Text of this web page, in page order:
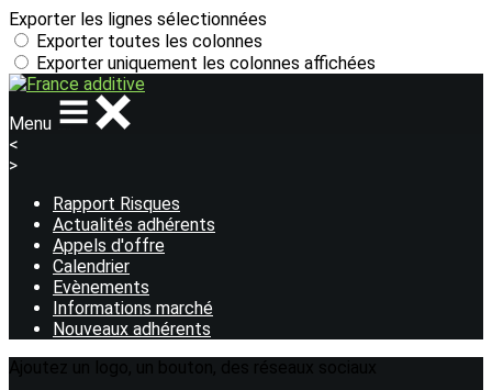
Exporter les lignes sélectionnées
Exporter toutes les colonnes
Exporter uniquement les colonnes affichées
Menu
<
>
Rapport Risques
Actualités adhérents
Appels d'offre
Calendrier
Evènements
Informations marché
Nouveaux adhérents